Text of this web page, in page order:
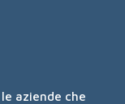
aziende che